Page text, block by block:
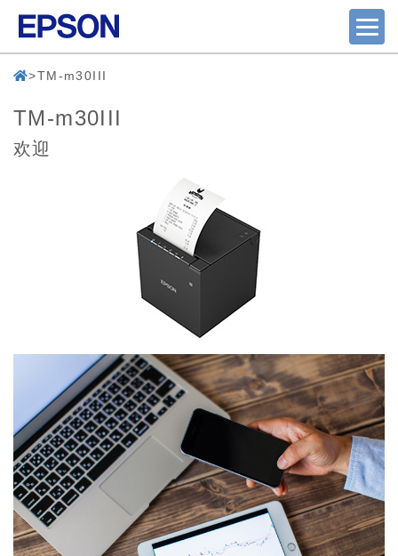
TM-m30III
TM-m30III
欢迎